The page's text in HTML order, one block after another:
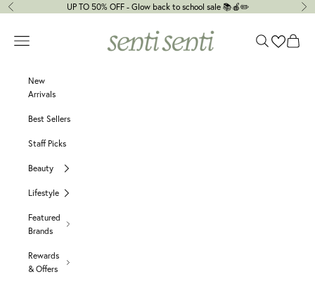
跳至內容
上一個 UP TO 50% OFF - Glow back to school sale 📚🍎✏️ 下
選單
搜尋 購物車
New
Arrivals
Best Sellers
Staff Picks
Beauty
Lifestyle
Featured
Brands
Rewards
& Offers